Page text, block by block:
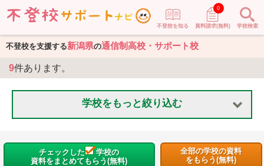
不登校を知る 資料請求(無料)
0
学校検索
不登校を支援する新潟県の通信制高校・サポート校
9件あります。
学校をもっと絞り込む
チェックした
学校の
資料をまとめてもらう(無料)
全部の学校の資料
をもらう(無料)